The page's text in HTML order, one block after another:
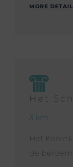
MORE
Het
3 km
Het
de